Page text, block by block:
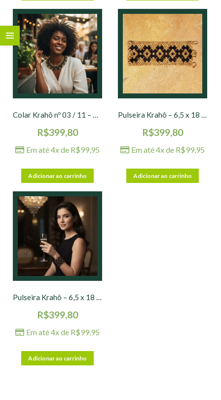
Colar Krahô nº 03 / 11 – 5,0 x 11 cm Ø
R$399,80
Em até 4x de R$99,95
Adicionar ao carrinho
Pulseira Krahô – 6,5 x 18 cm
R$399,80
Em até 4x de R$99,95
Adicionar ao carrinho
Pulseira Krahô – 6,5 x 18 cm – nº 12
R$399,80
Em até 4x de R$99,95
Adicionar ao carrinho